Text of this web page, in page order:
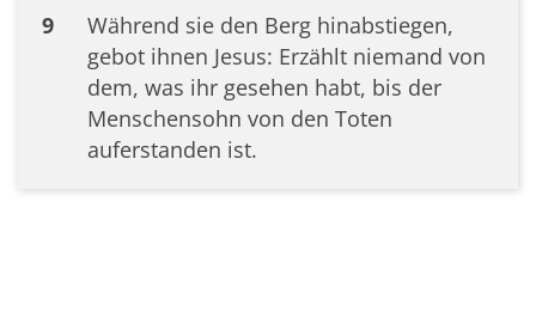
9
Während sie den Berg hinabstiegen,
gebot ihnen Jesus: Erzählt niemand von
dem, was ihr gesehen habt, bis der
Menschensohn von den Toten
auferstanden ist.